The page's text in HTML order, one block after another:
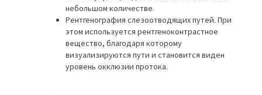
небольшом количестве.
Рентгенография слезоотводящих путей. При
этом используется рентгеноконтрастное
вещество, благодаря которому
визуализируются пути и становится виден
уровень окклюзии протока.